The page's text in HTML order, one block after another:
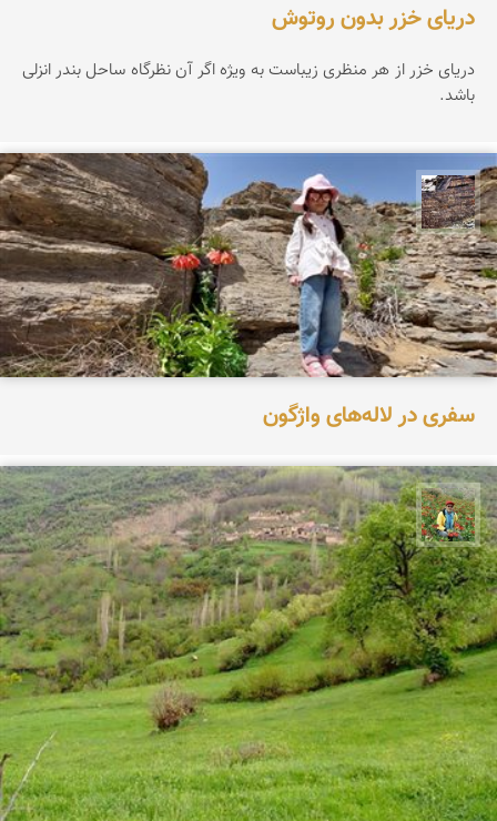
دریای خزر بدون روتوش
دریای خزر از هر منظری زیباست به ویژه اگر آن نظرگاه ساحل بندر انزلی
باشد.
محمد ناصری فرد
سفری در لاله‌های واژگون
اسفندیار خدایی